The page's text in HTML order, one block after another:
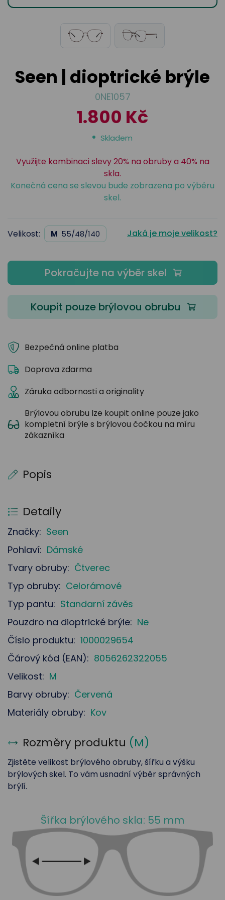
brýle
Popis
Detaily
Značky: Seen
Pohlaví: Dámské
Tvary obruby: Čtverec
Typ obruby: Celorámové
Typ pantu: Standarní závěs
Pouzdro na dioptrické brýle: Ne
Číslo produktu: 1000029654
Čárový kód (EAN): 8056262322055
Velikost: M
Barvy obruby: Červená
Materiály obruby: Kov
Rozměry produktu (M)
Zjistěte velikost brýlového obruby, šířku a výšku
brýlových skel. To vám usnadní výběr správných
brýlí.
Šířka brýlového skla: 55 mm
Seen | dioptrické brýle
0NE1057
1.800 Kč
Skladem
Využijte kombinaci slevy 20% na obruby a 40% na
skla.
Konečná cena se slevou bude zobrazena po výběru
skel.
Velikost: M 55/48/140 Jaká je moje velikost?
Pokračujte na výběr skel
Koupit pouze brýlovou obrubu
Bezpečná online platba
Doprava zdarma
Záruka odbornosti a originality
Brýlovou obrubu lze koupit online pouze jako
kompletní brýle s brýlovou čočkou na míru
zákazníka